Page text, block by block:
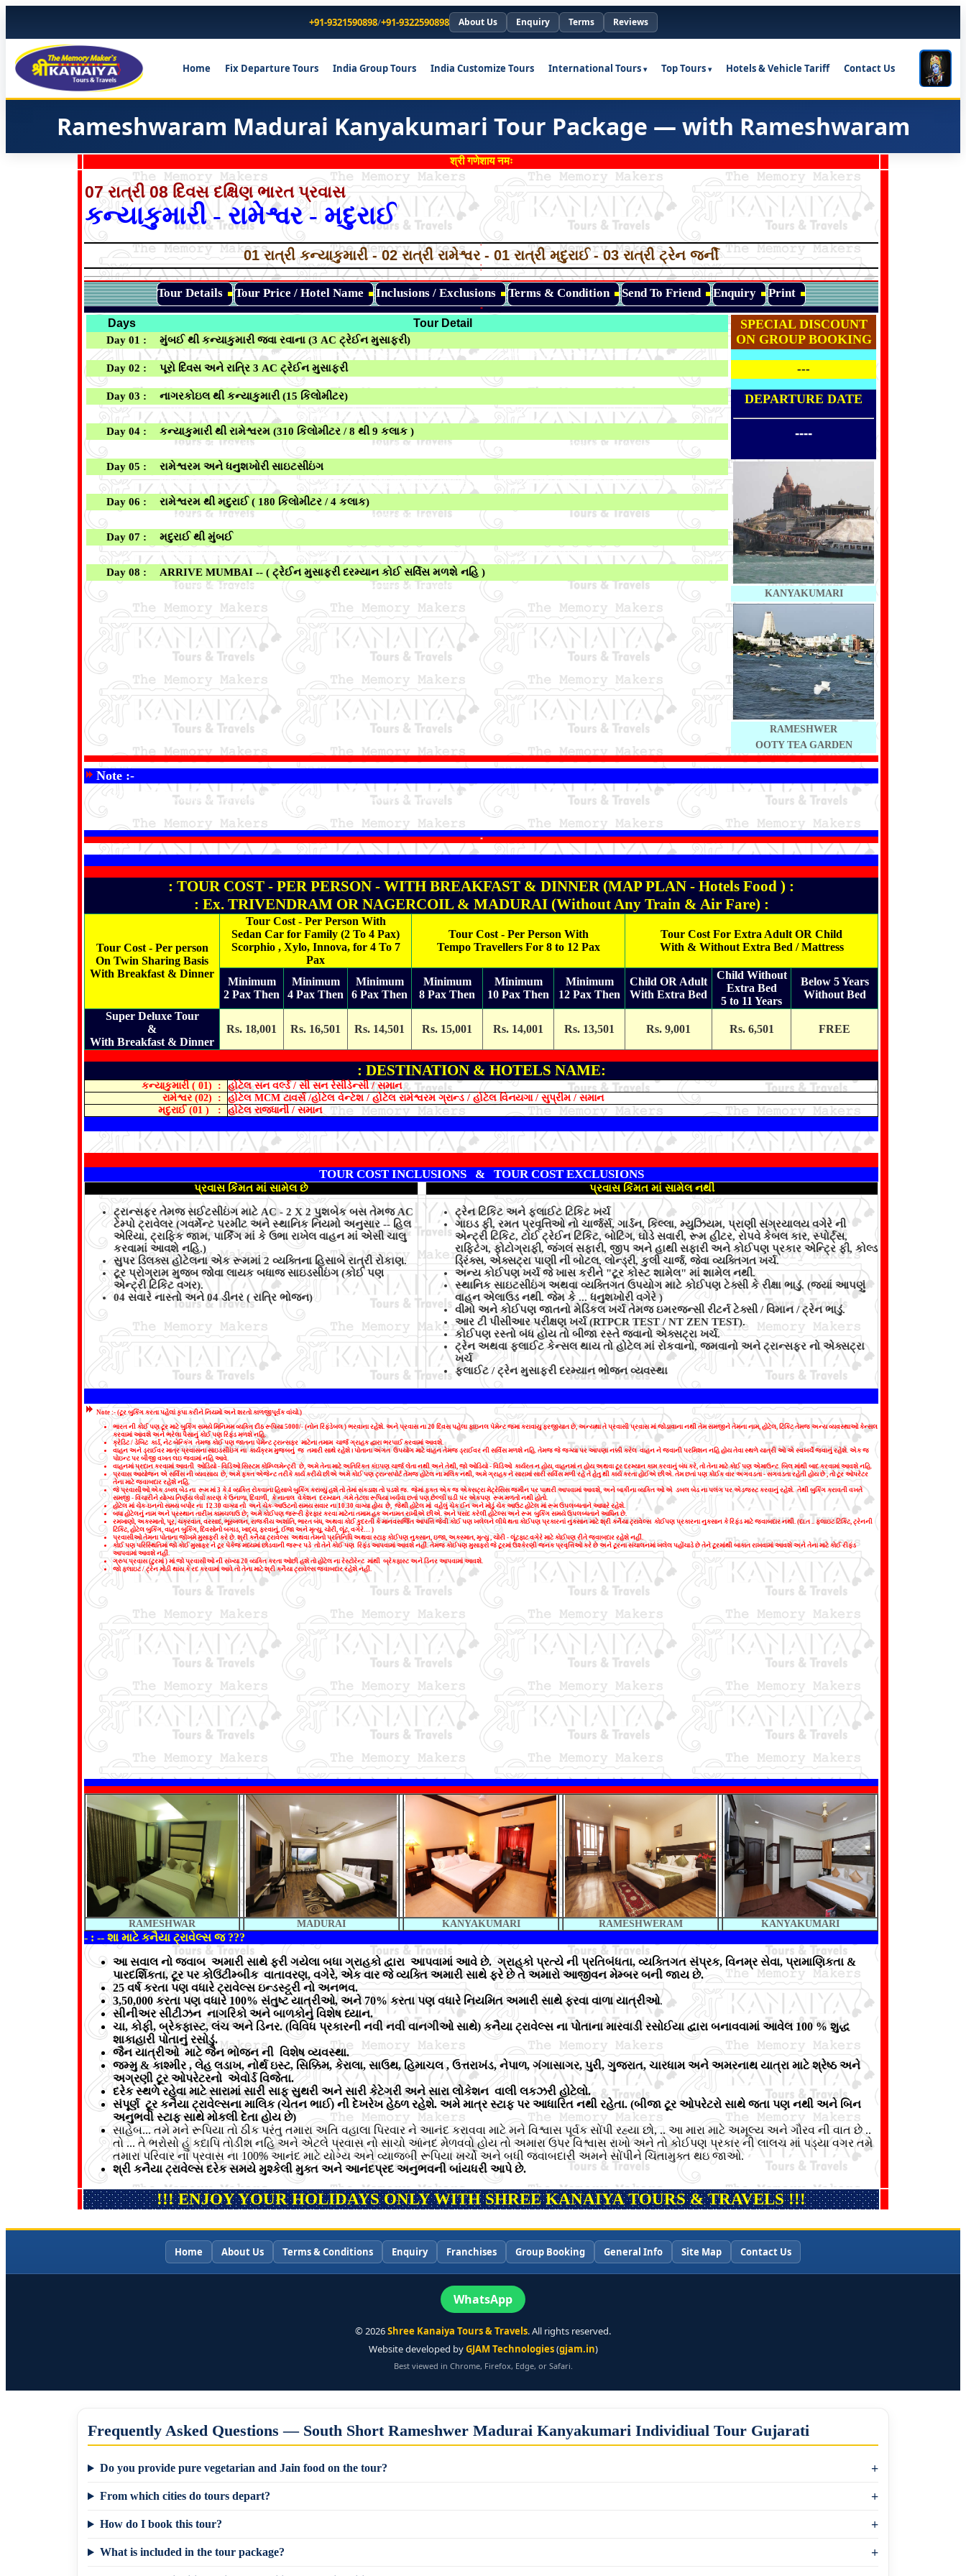
+91-9321590898/+91-9322590898 About Us Enquiry Terms Reviews
Home Fix Departure Tours India Group Tours India Customize Tours International Tours Top Tours Hotels & Vehicle Tariff Contact Us
Rameshwaram Madurai Kanyakumari Tour Package — with Rameshwaram
श्री गणेशाय नमः
07 રાત્રી 08 દિવસ દક્ષિણ ભારત પ્રવાસ
કન્યાકુમારી - રામેશ્વર - મદુરાઈ
*
01 રાત્રી કન્યાકુમારી - 02 રાત્રી રામેશ્વર - 01 રાત્રી મદુરાઈ - 03 રાત્રી ટ્રેન જર્ની
*
*
Tour Details Tour Price / Hotel Name Inclusions / Exclusions Terms & Condition Send To Friend Enquiry Print
*
Days Tour Detail
Day 01 : મુંબઈ થી કન્યાકુમારી જવા રવાના (3 AC ટ્રેઈન મુસાફરી)
રાત્રે 20.40 કલાકે છત્રપતિ શિવાજી ટર્મિનલ થી ઉપડતી 16339 - CSMT - NAGERCOIL એક્ષપ્રેક્ષ ટ્રેઈન દ્વારા કન્યાકુમારી જવા રવાના. રાત્રી રોકાણ - ટ્રેઈન મુસાફરી. ( રાત્રે ટ્રેઈન મુસાફરી દરમ્યાન કોઈ સર્વિસ મળશે નહિ )
Day 02 : પૂરો દિવસ અને રાત્રિ 3 AC ટ્રેઈન મુસાફરી
પૂરો દિવસ દિવસ અને રાત્રિ ટ્રેનની મુસાફરી. ( રાત્રે ટ્રેઈન મુસાફરી દરમ્યાન કોઈ સર્વિસ મળશે નહિ )
Day 03 : નાગરકોઇલ થી કન્યાકુમારી (15 કિલોમીટર)
સવારે 10.30 કલાકે નાગરસ્ટેશન પર આગમન અને ત્યાંથી ઓટો રીક્ષા દ્વારા કન્યાકુમારી ટ્રાન્સફર (15 કિલોમીટર / 25 મિનિટ ). આગમન બાદ હોટેલ માં ટ્રાન્સફર. ફ્રેશઅપ અને બપોરના ભોજન બાદ વિવેકાનંદ રોક મેમોરિયલ, ત્રિવેણી સંગમ,
કન્યાકુમારી માતા મંદિર, વૅક્સ મ્યુઝિયમ અને ગાંધી સ્મારક વગેરે. સાંજે બીચ પર સૂર્યાસ્તનો આનંદ માણો. રાત્રી રોકાણ કન્યાકુમારી. ( રાત્રિભોજન )
Day 04 : કન્યાકુમારી થી રામેશ્વરમ (310 કિલોમીટર / 8 થી 9 કલાક )
વહેલી સવારે હોટેલની ટેરેસ પરથી સૂર્યોદય નો આનંદ લેવો. સવારના નાસ્તા પછી હોટેલમાંથી ચેક આઉટ કરીને રામેશ્વરમ જવા રવાના (8 - 9 કલાક / 310 કિલોમીટર ) અને રસ્તામાં અન્નાઈ ઈન્દિરા ગાંધી પમ્બન રેઈલવે બ્રિજ અને રોડ બ્રિજ ની મુલાકાત
(બસમાંથી), કન્યાકુમારી પહોચયાબાદ હોટેલ માં ટ્રાન્સફર. સાંજે APJ અબ્દુલકલામ મેમોરિયલ અને હાઉસ , પંચમુખી હનુમાન વગેરે ફરવા માટે ફ્રી સમય રાત્રી રોકાણ રામેશ્વર. (સવારનો નાસ્તો અને રાત્રિભોજન)
Day 05 : રામેશ્વરમ અને ધનુશખોરી સાઇટસીઇંગ
વહેલી સવારે ચા નાસ્તા બાદ અગ્નિ તીર્થમ, 23 કુંડી સ્નાન તેમજ રામેશ્વર મંદીર ના દર્શન માટે ફ્રી સમય. બપોરના ભોજન બાદ (સ્વખર્ચે ) જીપ / રીક્ષા દ્વારા ધનુશખોરી અને રામેશ્વર માં આવેલ મંદિરો અને મ્યૂઝીયમ ની મુલાકાત, ધનુષકોડી, 1964 ના ચક્રવાત
માં સંપૂર્ણપણે ધોવાઇ ગયું હતું પરંતુ તે હજી પણ મુલાકાત લેવા માટે લોકપ્રિય સ્થળ છે. રાત્રી રોકાણ રામેશ્વરમ (સવારનો નાસ્તો અને રાત્રિ ભોજન)
Day 06 : રામેશ્વરમ થી મદુરાઈ ( 180 કિલોમીટર / 4 કલાક)
સવારે નાસ્તો કર્યા પછી કોડાઇકેનાલ તરફ જવા રવાના. રસ્તામાં મદુરાઈમાં આવેલ મિનાક્સી મંદિર ના દર્શન અને મુલાકાત મોડી
સાંજે કોડાઈકેનાલ આગમન અને હોટેલ માં ટ્રાન્સફર. રાત્રિરોકાણ કોડાઇકેનાલ. (સવારનો નાસ્તો અને રાત્રિ ભોજન)
Day 07 : મદુરાઈ થી મુંબઈ
સવારે ચા નાસ્તા બાદ હોટેલ માંથી ચેક આઉટ કરી સવારે 9.50 કલાકે મદુરાઈ રેલવે સ્ટેશન થી ઉપડતી 22630 ટેન (તિરુનેલવેલી) - દાદર એક્ષપ્રેક્ષ ટ્રેઈન દ્વારા મુંબઈ આવવા રવાના. રાત્રે ટ્રેઈન મુસાફરી.
( સવારનો નાસ્તો અને રાત્રે ટ્રેઈન મુસાફરી દરમ્યાન કોઈ સર્વિસ મળશે નહિ )
Day 08 : ARRIVE MUMBAI -- ( ટ્રેઈન મુસાફરી દરમ્યાન કોઈ સર્વિસ મળશે નહિ )
સાંજે 17.15 કલાકે મુંબઈ આગમન સાથે શ્રી કનૈયા ટુર્સ એન્ડ ટ્રાવેલ્સ દ્વારા આયોજિત પ્રવાસના યાદગાર અનુભવ સાથે પ્રવાસનો અંત.
SPECIAL DISCOUNT
ON GROUP BOOKING
---
DEPARTURE DATE
----
KANYAKUMARI
RAMESHWER
OOTY TEA GARDEN
Note :-
ટૂર માં આવનાર અતિથિઓને વિનંતી કરવામાં આવે છે કે તેઓ કોઈપણ એક ઓરિજિનલ ફોટો આઈડી પ્રૂફ (પેન કાર્ડ સિવાય) એટલે કે પાસપોર્ટ / ડ્રાઇવિંગ લાઇસન્સ / આધાર કાર્ડ / મતદારની આઈડી સાથે રાખે. તેમજ બુકિંગ સમયે તેની જ એક નકલ પણ સબમિટ કરો.
આ ટૂર ત્રીજા દિવસે સવારે કન્યાકુમારી પહોંચ્યા બાદ રાત્રિ ભોજન સાથે શરૂ થાય છે અને 07 મા દિવસે મદુરાઈમાં સવારે નાસ્તા સાથે સમાપ્ત થાય છે.
તમે તમારી રોજીંદી જરૂરિયાત વાલી દવાઓ અને મેડિકલ કીટ સાથે રાખો.
કોઈ પણ જગ્યાએ પોતાના હિસાબે બરાબર ભાવતાલ કરીને જ ખરીદી કે સ્પોર્ટ્સ એકટીવીટી કરવી. સાવધાન રહો
ખરીદી અને રમતગમતની પ્રવૃત્તિમાં ઠગ કરવામાં આવી શકે છે
*
: TOUR COST - PER PERSON - WITH BREAKFAST & DINNER (MAP PLAN - Hotels Food ) :
: Ex. TRIVENDRAM OR NAGERCOIL & MADURAI (Without Any Train & Air Fare) :
Tour Cost - Per person
On Twin Sharing Basis
With Breakfast & Dinner
Tour Cost - Per Person With
Sedan Car for Family (2 To 4 Pax)
Scorphio , Xylo, Innova, for 4 To 7
Pax
Tour Cost - Per Person With
Tempo Travellers For 8 to 12 Pax
Tour Cost For Extra Adult OR Child
With & Without Extra Bed / Mattress
Minimum
2 Pax Then
Minimum
4 Pax Then
Minimum
6 Pax Then
Minimum
8 Pax Then
Minimum
10 Pax Then
Minimum
12 Pax Then
Child OR Adult
With Extra Bed
Child Without
Extra Bed
5 to 11 Years
Below 5 Years
Without Bed
Super Deluxe Tour
&
With Breakfast & Dinner
Rs. 18,001 Rs. 16,501 Rs. 14,501 Rs. 15,001 Rs. 14,001 Rs. 13,501 Rs. 9,001 Rs. 6,501 FREE
: DESTINATION & HOTELS NAME:
કન્યાકુમારી ( 01) : હોટેલ સન વર્લ્ડ / સી સન રેસીડેન્સી / સમાન
રામેશ્વર (02) : હોટેલ MCM ટાવર્સ /હોટેલ વેન્ટેશ / હોટેલ રામેશ્વરમ ગ્રાન્ડ / હોટેલ વિનયગા / સુપ્રીમ / સમાન
મદુરાઈ (01 ) : હોટેલ રાજધાની / સમાન
TOUR COST INCLUSIONS & TOUR COST EXCLUSIONS
પ્રવાસ કિંમત માં સામેલ છે પ્રવાસ કિંમત માં સામેલ નથી
ટ્રાન્સફર તેમજ સઈટસીઇંગ માટે AC - 2 X 2 પુશબેક બસ તેમજ AC
ટેમ્પો ટ્રાવેલર (ગવર્મેન્ટ પરમીટ અને સ્થાનિક નિયમો અનુસાર -- હિલ
એરિયા, ટ્રાફિક જામ, પાર્કિંગ માં કે ઉભા રાખેલ વાહન માં એસી ચાલુ
કરવામાં આવશે નહિ.)
સુપર ડિલક્સ હોટેલના એક રૂમમાં 2 વ્યક્તિના હિસાબે રાત્રી રોકાણ.
ટૂર પ્રોગ્રામ મુજબ જોવા લાયક બધાજ સાઇડસીઇંગ (કોઈ પણ
એન્ટ્રી ટિકિટ વગર).
04 સવારે નાસ્તો અને 04 ડીનર ( રાત્રિ ભોજન)
ટ્રેન ટિકિટ અને ફ્લાઈટ ટિકિટ ખર્ચ
ગાઇડ ફી, રમત પ્રવૃત્તિઓ નો ચાર્જર્સ, ગાર્ડન, કિલ્લા, મ્યુઝિયમ, પ્રાણી સંગ્રયાલય વગેરે ની
એન્ટ્રી ટિકિટ, ટોઈ ટ્રેઈન ટિકિટ, બોટિંગ, ઘોડે સવારી, રૂમ હીટર, રોપવે કેબલ કાર, સ્પોર્ટ્સ,
રાફ્ટિંગ, ફોટોગ્રાફી, જંગલં સફારી, જીપ અને હાથી સફારી અને કોઈપણ પ્રકાર એન્ટ્રિ ફી, કોલ્ડ
ડ્રિંક્સ, એક્સટ્રા પાણી ની બોટલ, લોન્ડ્રી, કુલી ચાર્જ, જેવા વ્યક્તિગત ખર્ચ.
અન્ય કોઈપણ ખર્ચ જે ખાસ કરીને "ટૂર કોસ્ટ શામેલ" માં શામેલ નથી.
સ્થાનિક સાઇટસીઇંગ અથવા વ્યક્તિગત ઉપયોગ માટે કોઈપણ ટેક્સી કે રીક્ષા ભાડું. (જ્યાં આપણું
વાહન એલાઉડ નથી. જેમ કે ... ધનુશખોરી વગેરે )
વીમો અને કોઈપણ જાતનો મેડિકલ ખર્ચ તેમજ ઇમરજન્સી રીટર્ન ટેક્સી / વિમાન / ટ્રેન ભાડું.
આર ટી પીસીઆર પરીક્ષણ ખર્ચ (RTPCR TEST / NT ZEN TEST).
કોઈપણ રસ્તો બંધ હોય તો બીજા રસ્તે જવાનો એક્સટ્રા ખર્ચ.
ટ્રેન અથવા ફ્લાઈટ કેન્સલ થાય તો હોટેલ માં રોકવાનો, જમવાનો અને ટ્રાન્સફર નો એક્સટ્રા
ખર્ચ
ફ્લાઈટ / ટ્રેન મુસાફરી દરમ્યાન ભોજન વ્યવસ્થા
Note :- (ટૂર બુકિંગ કરતા પહેલાં કૃપા કરીને નિયમો અને શરતો કાળજીપૂર્વક વાંચો.)
ભારત ની કોઈ પણ ટૂર માટે બુકિંગ સમયે મિનિમમ વ્યક્તિ દીઠ રૂપિયા5000/- (નોન રિફંડેબલ ) ભરવાના રહેશે. અને પ્રવાસ ના20 દિવસ પહેલા ફાઇનલ પેમેન્ટ જમા કરાવાયુ ફરજીયાત છે,અન્યથા તે પ્રવાસી પ્રવાસ માં જોડાવાના નથી તેમ સમજીને તેમના નામ, હોટેલ, ટિકિટ તેમજ અન્ય વ્યવસ્થાઓ કેન્સલ
કરવામાં આવશે અને ભરેલા પૈસાનું કોઈ પણ રિફંડ મળશે નહિ.
ક્રેડિટ / ડેબિટ કાર્ડ, નેટ બેન્કિંગ તેમજ કોઈ પણ જાતના પેમેન્ટ ટ્રાન્સફર માટેના તમામ ચાર્જ ગ્રાહક દ્વારા ભરપાઈ કરવામાં આવશે.
વાહન અને ડ્રાઈવર માત્ર પ્રવાસના સાઇડસીઇંગ ના કાર્યક્રમ મુજબનું જ તમારી સાથે રહેશે। પોતાના અંગત ઉપયોગ માટે વાહન તેમજ ડ્રાઈવર ની સર્વિસ મળશે નહિ. તેમજ જે જગ્યા પર આપણા નક્કી કરેલ વાહન ને જવાની પરમિશન નહિ હોય તેવા સ્થળે યાત્રી ઓ એ સ્વખર્ચે જવાનું રહેશે. એક જ
પોઇન્ટ પર બીજી વખત લઇ જવામાં નહિ આવે.
વાહનમાં પ્રદાન કરવામાં આવતી ઓડિયો - વિડિઓ સિસ્ટમ કોમ્પ્લિમેન્ટ્રી છે, અમે તેના માટે અતિરિક્ત કંઇપણ ચાર્જ લેતા નથી અને તેથી, જો ઓડિયો - વિડિઓ કાર્યરત ન હોય, વાહનમાં ન હોય અથવા ટૂર દરમ્યાન કામ કરવાનું બંધ કરે, તો તેના માટે કોઈ પણ એમાઉન્ટ બિલ માંથી બાદ કરવામાં આવશે નહિ.
પ્રવાસ આયોજન એ સર્વિસ ની વ્યવસાય છે,અમે ફક્ત એજેન્ટ તરીકે કાર્ય કરીયે છીએ અમે કોઈ પણ ટ્રાન્સપોર્ટ તેમજ હોટેલ ના મલિક નથી, અમે ગ્રાહક ને સારામાં સારી સર્વિસ મળી રહે તે હેતુ થી કાર્ય કરતા હોઈએ છીએ. તેમ છતાં પણ કોઈક વાર અગવડતા - સગવડતા રહેતી હોય છે,તો ટૂર ઓપરેટર
તેના માટે જવાબદાર રહેશે નહિ.
જે પ્રવાસીઓ એક ડબલ બેડ ના રૂમ માં3 કે4 વ્યક્તિ રોકવાના હિસાબે બુકિંગ કરાવ્યું હશે તો તેમાં સંકડાશ તો પડશે જ. જેમાં ફક્ત એક જ એક્સટ્રા મેટ્રેસિસ જમીન પર પાથરી આપવામાં આવશે, અને બાકીના વ્યક્તિ ઓ એ ડબલ બેડ ના પલંગ પર એડજસ્ટ કરવાનું રહેશે. તેથી બુકિંગ કરાવતી વખતે
સમજી - વિચારીને યોગ્ય નિર્ણય લેવો કારણ કે ઉનાળા,દિવાળી, કે નાતાલ વેકેશન દરમ્યાન ગમે તેટલા રૂપિયા ખર્ચવા છતાં પણ છેલ્લી ઘડી પર એકપણ રૂમ મળતો નથી હોતો.
હોટેલ માં ચેક-ઇનનો સમય બપોર ના 12.30 વાગ્યા નો અને ચેક-આઉટનો સમય સવાર ના10.30વાગ્યા હોય છે, જેથી હોટેલ માં વહેલું ચેક ઈન અને મોડું ચેક આઉટ હોટેલ માં રૂમ ઉપલબ્ધતાને આધારે રહેશે.
બધા હોટેલનું નામ અને પ્રસ્થાન તારીખ કામચલાઉ છે; અમે કોઈપણ જરૂરી ફેરફાર કરવા માટેના તમામ હક અનામત રાખીએ છીએ. અને પસંદ કરેલી હોટેલ્સ અને રૂમ બુકિંગ સમયે ઉપલબ્ધતાને આધિન છે.
રમખાણો, અકસ્માતો, પૂર, ચક્રવાત, વરસાદ, ભૂસ્ખલન, રાજકીય અશાંતિ, ભારત બંધ, અથવા કોઈ કુદરતી કે માનવસર્જિત આપત્તિ જેવી કોઈ પણ ખલેલને લીધે થતા કોઈપણ પ્રકારનાં નુકસાન માટે શ્રી કનૈયા ટ્રાવેલ્સ કોઈપણ પ્રકારના નુકસાન કે રિફંડ માટે જવાબદાર નથી. (દા.ત .. ફ્લાઇટ ટિકિટ, ટ્રેનની
ટિકિટ, હોટેલ બુકિંગ, વાહન બુકિંગ, દિવસોનો બગાડ, ખાદ્ય, ફરવાનું, ઈજા અને મૃત્યુ, ચોરી, લૂંટ, વગેરે… )
પ્રવાસીઓ તેમના પોતાના જોખમે મુસાફરી કરે છે. શ્રી કનૈયા ટ્રાવેલ્સ અથવા તેમનો પ્રતિનિધિ અથવા સ્ટાફ કોઈપણ નુકસાન, ઇજા, અકસ્માત, મૃત્યુ , ચોરી - લૂંટફાટ વગેરે માટે કોઈપણ રીતે જવાબદાર રહેશે નહીં.
કોઈ પણ પરિસ્થિતિમાં જો કોઈ મુસાફર ને ટૂર પેકેજ મધ્યમાં છોડવાની જરૂર પડે તો તેને કોઈ પણ રિફંડ આપવામાં આવશે નહીં. તેમજ કોઈપણ મુસાફરો જે ટૂરમાં ઉશ્કેરણી જનક પ્રવૃત્તિઓ કરે છે અને ટૂરના સંચાલનમાં ખલેલ પહોંચાડે છે તેને ટૂરમાંથી બાકાત રાખવામાં આવશે અને તેના માટે કોઈ રીફંડ
આપવામાં આવશે નહીં.
ગ્રુપ પ્રવાસ (ટુરમાં ) માં જો પ્રવાસીઓ ની સંખ્યા20 વ્યક્તિ કરતા ઓછી હશે તો હોટેલ ના રેસ્ટોરેન્ટ માંથી બ્રેકફાસ્ટ અને ડિનર આપવામાં આવશે.
જો ફ્લાઇટ / ટ્રેન મોડી થાય કે રદ કરવામાં આવે તો તેના માટે શ્રી કનૈયા ટ્રાવેલ્સ જવાબદાર રહેશે નહીં.
RAMESHWAR MADURAI KANYAKUMARI RAMESHWERAM KANYAKUMARI
- : -- શા માટે કનૈયા ટ્રાવેલ્સ જ ???
આ સવાલ નો જવાબ અમારી સાથે ફરી ગયેલા બધા ગ્રાહકો દ્વારા આપવામાં આવે છે. ગ્રાહકો પ્રત્યે ની પ્રતિબંધતા, વ્યક્તિગત સંપ્રક, વિનમ્ર સેવા, પ્રામાણિકતા &
પારદર્શિકતા, ટૂર પર કોઉંટીમ્બીક વાતાવરણ, વગેરે, એક વાર જે વ્યક્તિ અમારી સાથે ફરે છે તે અમારો આજીવન મેમ્બર બની જાય છે.
25 વર્ષ કરતા પણ વધારે ટ્રાવેલ્સ ઇન્ડસ્ટ્ટ્રી નો અનભવ.
3,50,000 કરતા પણ વધારે 100% સંતુષ્ટ યાત્રીઓ, અને70% કરતા પણ વધારે નિયમિત અમારી સાથે ફરવા વાળા યાત્રીઓ.
સીનીઅર સીટીઝન નાગરિકો અને બાળકોનું વિશેષ ધ્યાન.
ચા, કોફી, બ્રેકફાસ્ટ, લંચ અને ડિનર. (વિવિધ પ્રકારની નવી નવી વાનગીઓ સાથે) કનૈયા ટ્રાવેલ્સ ના પોતાના મારવાડી રસોઈયા દ્વારા બનાવવામાં આવેલ 100 % શુદ્ધ
શાકાહારી પોતાનું રસોડું.
જૈન યાત્રીઓ માટે જૈન ભોજન ની વિશેષ વ્યવસ્થા.
જમ્મુ & કાશ્મીર , લેહ લડાખ, નોર્થ ઇસ્ટ, સિક્કિમ, કેરાલા, સાઉથ, હિમાચલ , ઉત્તરાખંડ, નેપાળ, ગંગાસાગર, પુરી, ગુજરાત, ચારધામ અને અમરનાથ યાત્રા માટે શ્રેષ્ઠ અને
અગ્રણી ટૂર ઓપરેટરનો એવોર્ડ વિજેતા.
દરેક સ્થળે રહેવા માટે સારામાં સારી સાફ સુથરી અને સારી કેટેગરી અને સારા લોકેશન વાલી લકઝરી હોટેલો.
સંપૂર્ણ ટૂર કનૈયા ટ્રાવેલ્સના માલિક (ચેતન ભાઈ) ની દેખરેખ હેઠળ રહેશે. અમે માત્ર સ્ટાફ પર આધારિત નથી રહેતા. (બીજા ટૂર ઓપરેટરો સાથે જતા પણ નથી અને બિન
અનુભવી સ્ટાફ સાથે મોકલી દેતા હોય છે)
સાહેબ... તમે મને રૂપિયા તો ઠીક પરંતુ તમારા અતિ વહાલા પિરવાર ને આનંદ કરાવવા માટે મને વિશ્વાસ પૂર્વક સોંપી રહ્યા છો, .. આ મારા માટે અમૂલ્ય અને ગૌરવ ની વાત છે ..
તો ... તે ભરોસો હું કદાપિ તોડીશ નહિ અને એટલે પ્રવાસ નો સાચો આંનદ મેળવવો હોય તો અમારા ઉપર વિશ્વાસ રાખો અને તો કોઈપણ પ્રકાર ની લાલચ માં પડ્યા વગર તમે
તમારા પરિવાર ના પ્રવાસ ના 100% આનંદ માટે યોગ્ય અને વ્યાજબી રૂપિયા ખર્ચો અને બધી જવાબદારી અમને સોંપીને ચિંતામુક્ત થઇ જાઓ.
શ્રી કનૈયા ટ્રાવેલ્સ દરેક સમયે મુશ્કેલી મુક્ત અને આનંદપ્રદ અનુભવની બાંયધરી આપે છે.
!!! ENJOY YOUR HOLIDAYS ONLY WITH SHREE KANAIYA TOURS & TRAVELS !!!
Home About Us Terms & Conditions Enquiry Franchises Group Booking General Info Site Map Contact Us
WhatsApp
©2026Shree Kanaiya Tours & Travels. All rights reserved.
Website developed byGJAM Technologies(gjam.in)
Best viewed in Chrome, Firefox, Edge, or Safari.
Frequently Asked Questions — South Short Rameshwer Madurai Kanyakumari Individiual Tour Gujarati
Do you provide pure vegetarian and Jain food on the tour?
From which cities do tours depart?
How do I book this tour?
What is included in the tour package?